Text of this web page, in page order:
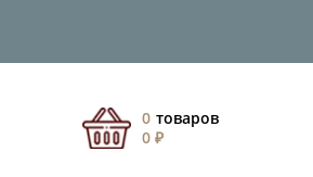
0 товаров
0 ₽